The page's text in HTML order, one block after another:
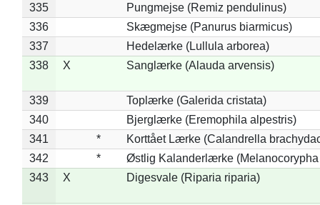
335
Pungmejse (Remiz pendulinus)
336
Skægmejse (Panurus biarmicus)
337
Hedelærke (Lullula arborea)
338
X Sanglærke (Alauda arvensis)
339
Toplærke (Galerida cristata)
340
Bjerglærke (Eremophila alpestris)
341
*
Korttået Lærke (Calandrella
342
*
Østlig Kalanderlærke (Melanocorypha
343
X Digesvale (Riparia riparia)